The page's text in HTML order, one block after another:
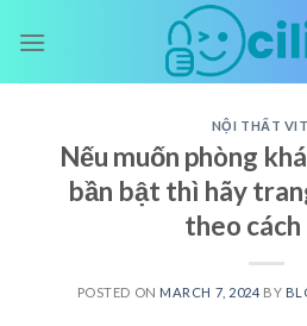
NỘI THẤT
Nếu muốn phòng
bần bật thì hãy
theo cách
POSTED ON MARCH 7, 2024 BY